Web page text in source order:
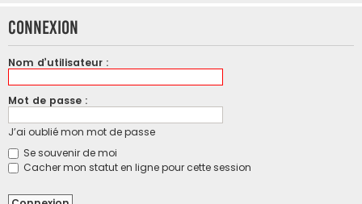
Connexion
Nom d’utilisateur :
Mot de passe :
J’ai oublié mon mot de passe
Se souvenir de moi
Cacher mon statut en ligne pour cette session